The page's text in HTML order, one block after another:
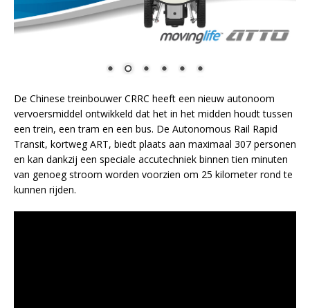
De Chinese treinbouwer CRRC heeft een nieuw autonoom
vervoersmiddel ontwikkeld dat het in het midden houdt tussen
een trein, een tram en een bus. De Autonomous Rail Rapid
Transit, kortweg ART, biedt plaats aan maximaal 307 personen
en kan dankzij een speciale accutechniek binnen tien minuten
van genoeg stroom worden voorzien om 25 kilometer rond te
kunnen rijden.